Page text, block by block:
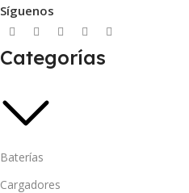
Síguenos
Categorías
Baterías
Cargadores